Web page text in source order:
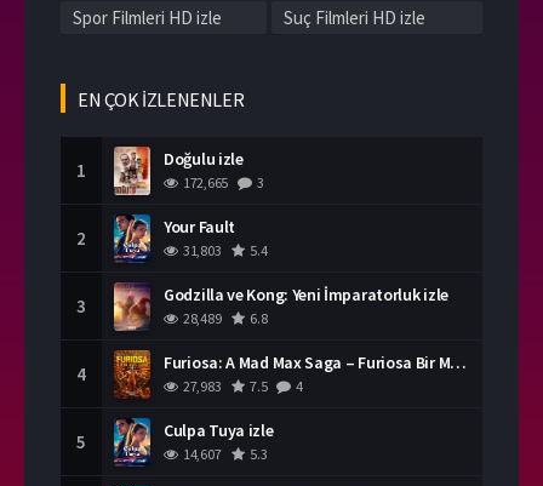
izle
Spor Filmleri HD izle
Suç Filmleri HD izle
Yerli Filmleri HD izle
EN ÇOK İZLENENLER
1 Doğulu izle
172,665 3
2 Your Fault
31,803 5.4
3 Godzilla ve Kong: Yeni İmparatorluk izle
28,489 6.8
4 Furiosa: A Mad Max Saga – Furiosa Bir Mad Max Destanı
27,983 7.5 4
5 Culpa Tuya izle
14,607 5.3